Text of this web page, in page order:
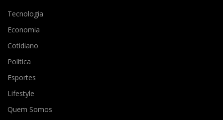
Tecnologia
Economia
Cotidiano
Política
Esportes
Lifestyle
Quem Somos